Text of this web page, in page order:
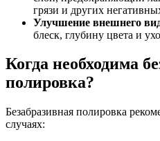
грязи и других
Улучшение внешнего
блеск, глубину цвета и
Когда необходима
полировка?
Безабразивная полировка
случаях: